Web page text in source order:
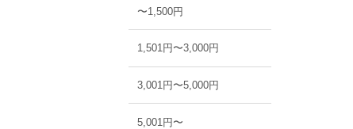
〜1,500円
1,501円〜3,000円
3,001円〜5,000円
5,001円〜